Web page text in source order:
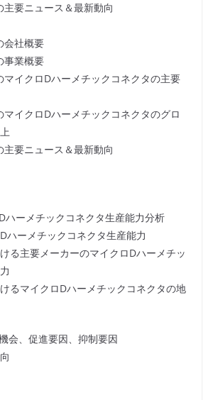
要ニュース＆最新動向
社概要
業概要
クロDハーメチックコネクタの主要
クロDハーメチックコネクタのグロ
要ニュース＆最新動向
ハーメチックコネクタ生産能力分析
ハーメチックコネクタ生産能力
る主要メーカーのマイクロDハーメチッ
るマイクロDハーメチックコネクタの地
会、促進要因、抑制要因